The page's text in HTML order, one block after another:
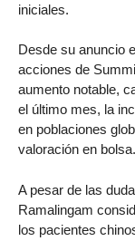
iniciales.
Desde su anuncio
acciones de
aumento notable,
el último mes, la
en poblaciones
valoración en bolsa.
A pesar de las
Ramalingam
los pacientes